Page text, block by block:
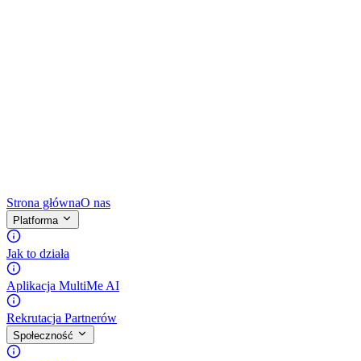
Strona głównaO nas
Platforma
Jak to działa
Aplikacja MultiMe AI
Rekrutacja Partnerów
Społeczność